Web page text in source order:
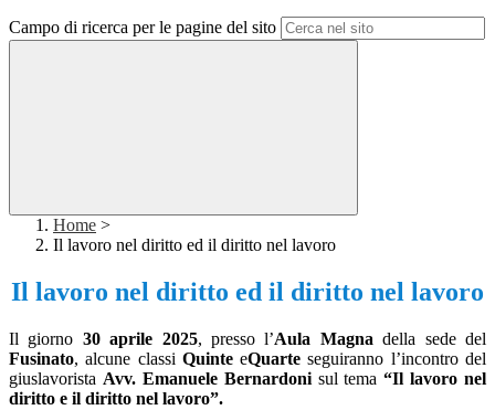
Campo di ricerca per le pagine del sito
Home >
Il lavoro nel diritto ed il diritto nel lavoro
Il lavoro nel diritto ed il diritto nel lavoro
Il giorno 30 aprile 2025, presso l’Aula Magnadella sede del
Fusinato, alcune classi QuinteeQuarte seguiranno l’incontro del
giuslavorista Avv. Emanuele Bernardonisul tema“Il lavoro nel
diritto e il diritto nel lavoro”.